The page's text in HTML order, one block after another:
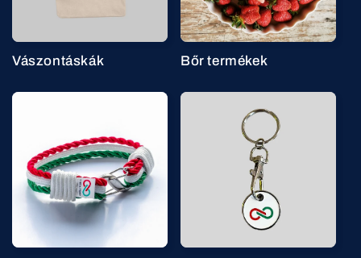
Vászontáskák Bőr termékek